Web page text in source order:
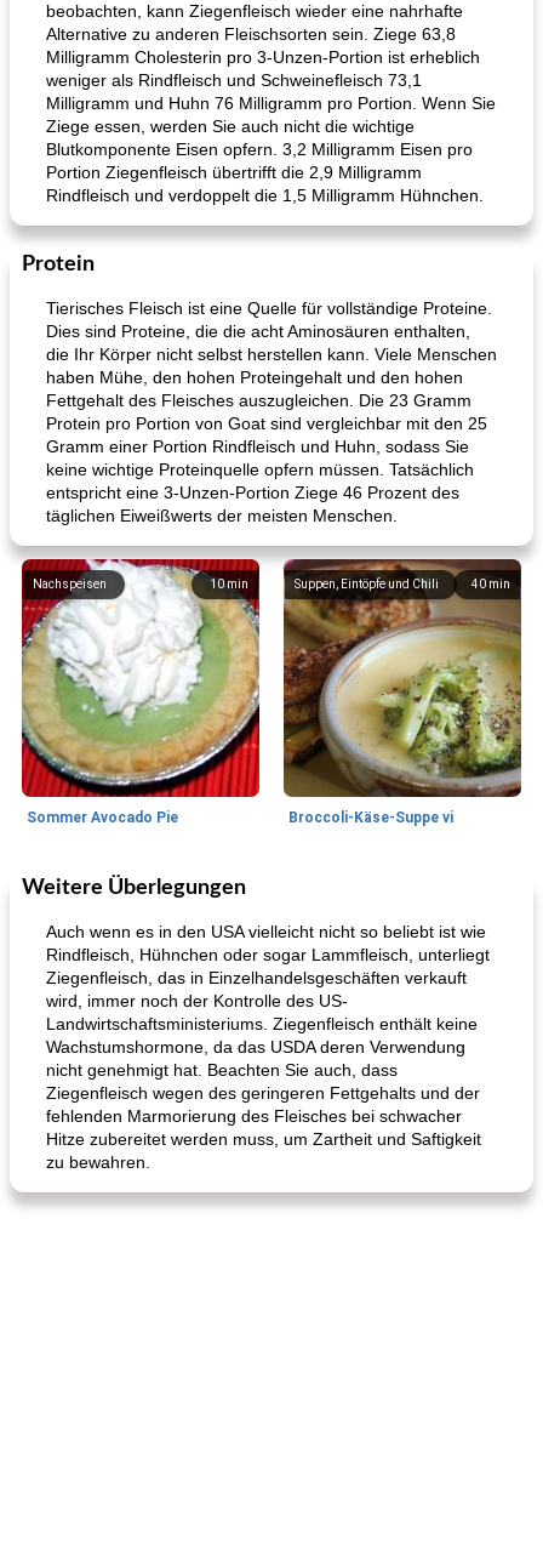
beobachten, kann Ziegenfleisch wieder eine nahrhafte
Alternative zu anderen Fleischsorten sein. Ziege 63,8
Milligramm Cholesterin pro 3-Unzen-Portion ist erheblich
weniger als Rindfleisch und Schweinefleisch 73,1
Milligramm und Huhn 76 Milligramm pro Portion. Wenn Sie
Ziege essen, werden Sie auch nicht die wichtige
Blutkomponente Eisen opfern. 3,2 Milligramm Eisen pro
Portion Ziegenfleisch übertrifft die 2,9 Milligramm
Rindfleisch und verdoppelt die 1,5 Milligramm Hühnchen.
Protein
Tierisches Fleisch ist eine Quelle für vollständige Proteine.
Dies sind Proteine, die die acht Aminosäuren enthalten,
die Ihr Körper nicht selbst herstellen kann. Viele Menschen
haben Mühe, den hohen Proteingehalt und den hohen
Fettgehalt des Fleisches auszugleichen. Die 23 Gramm
Protein pro Portion von Goat sind vergleichbar mit den 25
Gramm einer Portion Rindfleisch und Huhn, sodass Sie
keine wichtige Proteinquelle opfern müssen. Tatsächlich
entspricht eine 3-Unzen-Portion Ziege 46 Prozent des
täglichen Eiweißwerts der meisten Menschen.
10min
Nachspeisen
Sommer Avocado Pie
40 min
Suppen, Eintöpfe und Chili
Broccoli-Käse-Suppe vi
35min
Kurs
Karamell-Brownie-Kuchen Cilantro-Curry-Hühnersalat
Weitere Überlegungen
Auch wenn es in den USA vielleicht nicht so beliebt ist wie
Rindfleisch, Hühnchen oder sogar Lammfleisch, unterliegt
Ziegenfleisch, das in Einzelhandelsgeschäften verkauft
wird, immer noch der Kontrolle des US-
Landwirtschaftsministeriums. Ziegenfleisch enthält keine
Wachstumshormone, da das USDA deren Verwendung
nicht genehmigt hat. Beachten Sie auch, dass
Ziegenfleisch wegen des geringeren Fettgehalts und der
fehlenden Marmorierung des Fleisches bei schwacher
Hitze zubereitet werden muss, um Zartheit und Saftigkeit
zu bewahren.